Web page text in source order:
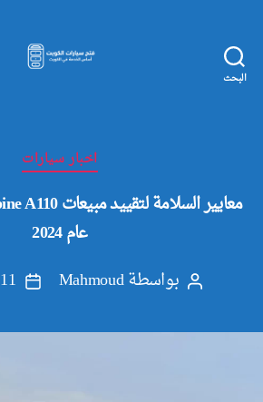
البحث
الكويت
التصنيفات
اخبار سيارات
عام 2024
كاتببواسطةMahmoud
تاريخ
11 مارس، 2023